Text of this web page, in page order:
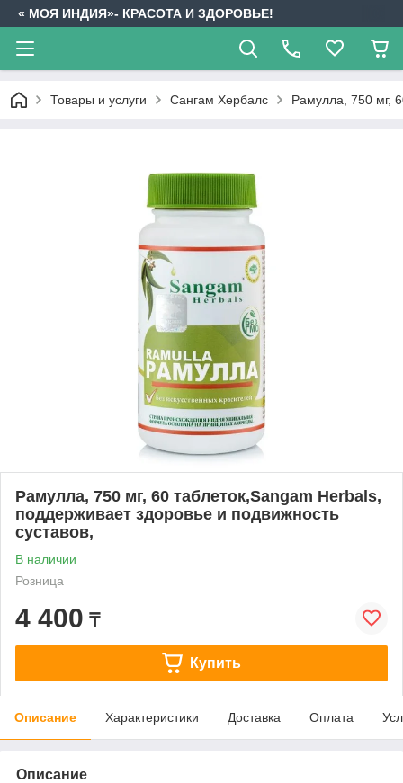
« МОЯ ИНДИЯ»- КРАСОТА И ЗДОРОВЬЕ!
Товары и услуги Сангам Хербалс Рамулла, 750 мг,
Рамулла, 750 мг, 60 таблеток,Sangam Herbals,
поддерживает здоровье и подвижность
суставов,
В наличии
Розница
4 400 ₸
Купить
Описание Характеристики Доставка Оплата
Описание